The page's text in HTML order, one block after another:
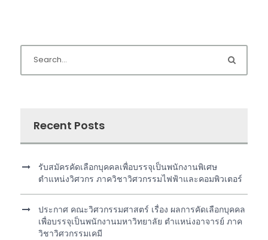
Recent Posts
รับสมัครคัดเลือกบุคคลเพื่อบรรจุเป็นพนักงานพิเศษ
ตำแหน่งวิศวกร ภาควิชาวิศวกรรมไฟฟ้าและคอมพิวเตอร์
ประกาศ คณะวิศวกรรมศาสตร์ เรื่อง ผลการคัดเลือกบุคคล
เพื่อบรรจุเป็นพนักงานมหาวิทยาลัย ตำแหน่งอาจารย์ ภาค
วิชาวิศวกรรมเคมี